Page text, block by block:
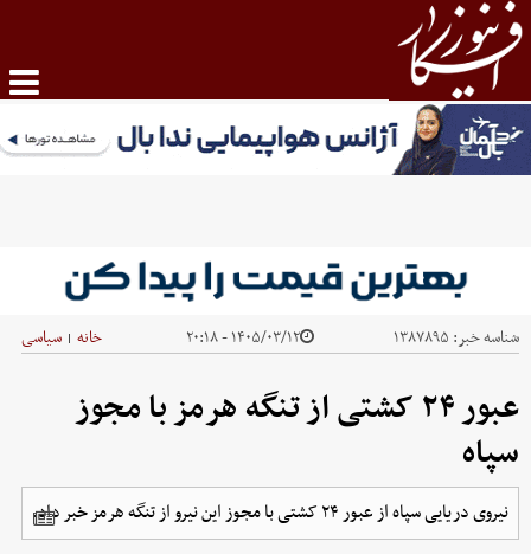
شناسه خبر: ۱۳۸۷۸۹۵ ۱۴۰۵/۰۳/۱۲ - ۲۰:۱۸ خانه | سیاسی
عبور ۲۴ کشتی از تنگه هرمز با مجوز
سپاه
نیروی دریایی سپاه از عبور ۲۴ کشتی با مجوز این نیرو از تنگه هرمز خبر داد.